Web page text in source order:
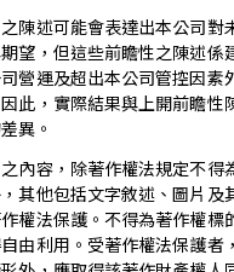
陳述可能會表達出本公司對
望，但這些前瞻性之陳述係
營運及超出本公司管控因素
此，實際結果與上開前瞻性
異。
內容，除著作權法規定不得
其他包括文字敘述、圖片及
權法保護。不得為著作權標
由利用。受著作權法保護者